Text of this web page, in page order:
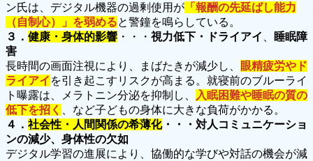
ン氏は、デジタル機器の過剰使用が 「報酬の先延ばし能力
（自制心）」を弱めると警鐘を鳴らしている。
３． 健康・身体的影響 ・・・ 視力低下・ドライアイ
睡眠障
害
長時間の画面注視により、まばたきが減少し、
眼精疲労やド
ライアイ を引き起こすリスクが高まる。就寝前のブルーライ
ト曝露は、メラトニン分泌を抑制し、
入眠困難や睡眠の質の
低下を招く
、など子どもの身体に大きな負荷がかかる。
４． 社会性・人間関係の希薄化・・・対人コミュニケーショ
ンの減少、身体性の欠如
デジタル学習の進展により、協働的な学びや対話の機会が減